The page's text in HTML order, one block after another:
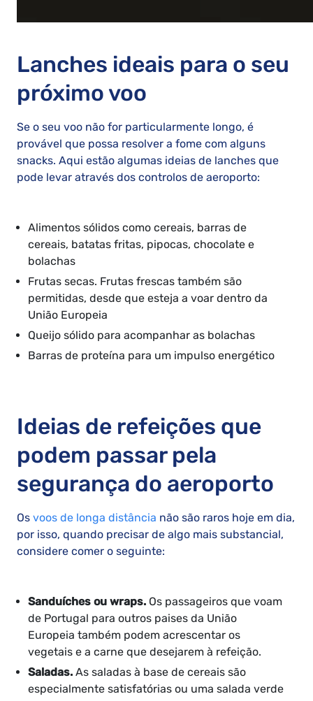
Lanches ideais para o seu
próximo voo
Se o seu voo não for particularmente longo, é
provável que possa resolver a fome com alguns
snacks. Aqui estão algumas ideias de lanches que
pode levar através dos controlos de aeroporto:
Alimentos sólidos como cereais, barras de
cereais, batatas fritas, pipocas, chocolate e
bolachas
Frutas secas. Frutas frescas também são
permitidas, desde que esteja a voar dentro da
União Europeia
Queijo sólido para acompanhar as bolachas
Barras de proteína para um impulso energético
Ideias de refeições que
podem passar pela
segurança do aeroporto
Os voos de longa distância não são raros hoje em dia,
por isso, quando precisar de algo mais substancial,
considere comer o seguinte:
Sanduíches ou wraps. Os passageiros que voam
de Portugal para outros paises da União
Europeia também podem acrescentar os
vegetais e a carne que desejarem à refeição.
Saladas. As saladas à base de cereais são
especialmente satisfatórias ou uma salada verde